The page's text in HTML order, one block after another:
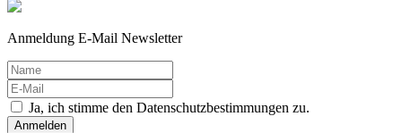
Anmeldung E-Mail Newsletter
Ja, ich stimme den Datenschutzbestimmungen zu.
Anmelden